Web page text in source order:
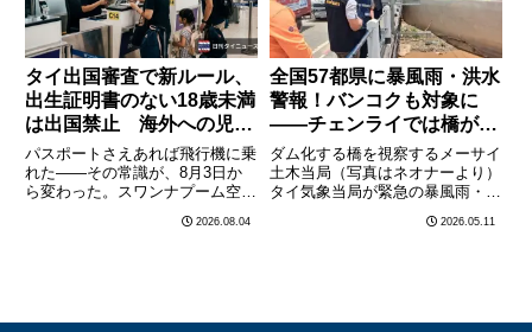
タイ出国審査で新ルール、
出生証明書のない18歳未満
は出国禁止 海外への児童
連れ出しを防止
パスポートさえあれば飛行機に乗
れた——その常識が、8月3日か
ら変わった。スワンナプーム空港
18歳未満の子どもについて、出
2026.08.04
全国57都県に暴風雨・洪水
警報！バンコクも対象に
——チェンライでは橋が
「ダム化」する危機
ダム化する橋を視察するメーサイ
土木当局（写真はネオナーより）
タイ気象当局が緊急の暴風雨・洪
全国57都県——バンコクも例外
2026.05.11